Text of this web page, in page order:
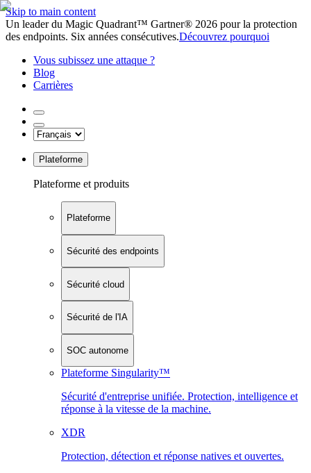
Skip to main content
Un leader du Magic Quadrant™ Gartner® 2026 pour la protection
des endpoints. Six années consécutives.Découvrez pourquoi
Vous subissez une attaque ?
Blog
Carrières
Plateforme
Plateforme et produits
Plateforme
Sécurité des endpoints
Sécurité cloud
Sécurité de l'IA
SOC autonome
Plateforme Singularity™
Sécurité d'entreprise unifiée. Protection, intelligence et
réponse à la vitesse de la machine.
XDR
Protection, détection et réponse natives et ouvertes.